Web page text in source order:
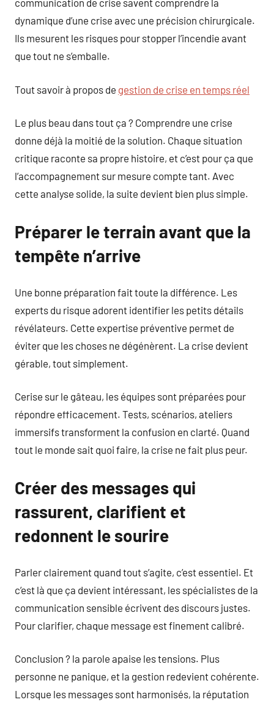
communication de crise savent comprendre la
dynamique d’une crise avec une précision chirurgicale.
Ils mesurent les risques pour stopper l’incendie avant
que tout ne s’emballe.
Tout savoir à propos de gestion de crise en temps réel
Le plus beau dans tout ça ? Comprendre une crise
donne déjà la moitié de la solution. Chaque situation
critique raconte sa propre histoire, et c’est pour ça que
l’accompagnement sur mesure compte tant. Avec
cette analyse solide, la suite devient bien plus simple.
Préparer le terrain avant que la
tempête n’arrive
Une bonne préparation fait toute la différence. Les
experts du risque adorent identifier les petits détails
révélateurs. Cette expertise préventive permet de
éviter que les choses ne dégénèrent. La crise devient
gérable, tout simplement.
Cerise sur le gâteau, les équipes sont préparées pour
répondre efficacement. Tests, scénarios, ateliers
immersifs transforment la confusion en clarté. Quand
tout le monde sait quoi faire, la crise ne fait plus peur.
Créer des messages qui
rassurent, clarifient et
redonnent le sourire
Parler clairement quand tout s’agite, c’est essentiel. Et
c’est là que ça devient intéressant, les spécialistes de la
communication sensible écrivent des discours justes.
Pour clarifier, chaque message est finement calibré.
Conclusion ? la parole apaise les tensions. Plus
personne ne panique, et la gestion redevient cohérente.
Lorsque les messages sont harmonisés, la réputation